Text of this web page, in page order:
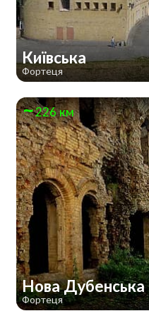
Київська
Фортеця
226 км
Нова Дубенська
Фортеця